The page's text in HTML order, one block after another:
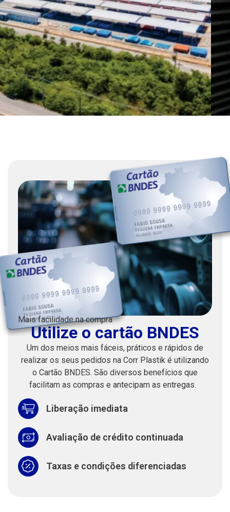
Mais facilidade na compra
Utilize o cartão BNDES
Um dos meios mais fáceis, práticos e rápidos de
realizar os seus pedidos na Corr Plastik é utilizando
o Cartão BNDES. São diversos benefícios que
facilitam as compras e antecipam as entregas.
Liberação imediata
Avaliação de crédito continuada
Taxas e condições diferenciadas